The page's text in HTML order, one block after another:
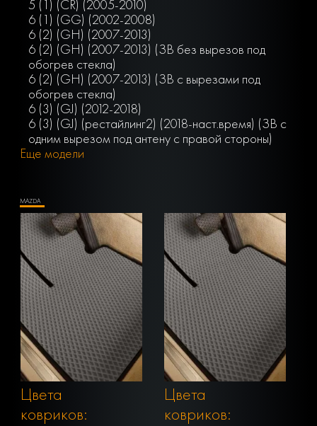
5 (1) (CR) (2005-2010)
6 (1) (GG) (2002-2008)
6 (2) (GH) (2007-2013)
6 (2) (GH) (2007-2013) (ЗВ без вырезов под
обогрев стекла)
6 (2) (GH) (2007-2013) (ЗВ с вырезами под
обогрев стекла)
6 (3) (GJ) (2012-2018)
6 (3) (GJ) (рестайлинг2) (2018-наст.время) (ЗВ с
одним вырезом под антену с правой стороны)
Еще модели
MAZDA
Цвета
ковриков:
Цвета
ковриков: